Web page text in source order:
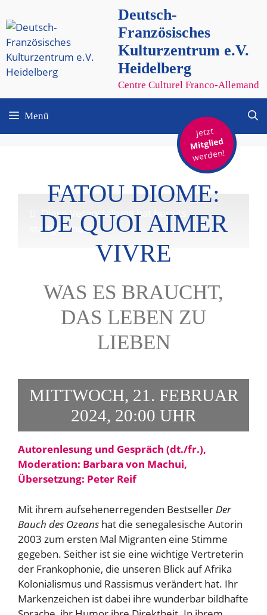
Inhalt
springen
Deutsch-
Französisches
Kulturzentrum e.V.
Heidelberg
Centre Culturel Franco-Allemand
Jetzt
Mitglied
werden!
Menü
Diese Veranstaltung hat bereits
stattgefunden.
FATOU DIOME:
DE QUOI AIMER
VIVRE
WAS ES BRAUCHT,
DAS LEBEN ZU
LIEBEN
MITTWOCH, 21. FEBRUAR
2024, 20:00 UHR
Autorenlesung und Gespräch (dt./fr.),
Moderation: Barbara von Machui,
Übersetzung: Peter Reif
Mit ihrem aufsehenerregenden Bestseller Der
Bauch des Ozeans hat die senegalesische Autorin
2003 zum ersten Mal Migranten eine Stimme
gegeben. Seither ist sie eine wichtige Vertreterin
der Frankophonie, die unseren Blick auf Afrika
Kolonialismus und Rassismus verändert hat. Ihr
Markenzeichen ist dabei ihre wunderbar bildhafte